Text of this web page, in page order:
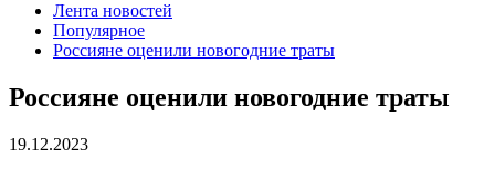
Лента новостей
Популярное
Россияне оценили новогодние траты
Россияне оценили новогодние траты
19.12.2023